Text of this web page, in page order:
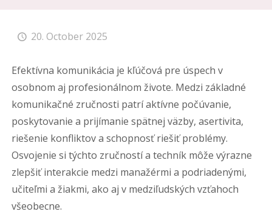
20. October 2025
Efektívna komunikácia je kľúčová pre úspech v
osobnom aj profesionálnom živote. Medzi základné
komunikačné zručnosti patrí aktívne počúvanie,
poskytovanie a prijímanie spätnej väzby, asertivita,
riešenie konfliktov a schopnosť riešiť problémy.
Osvojenie si týchto zručností a techník môže výrazne
zlepšiť interakcie medzi manažérmi a podriadenými,
učiteľmi a žiakmi, ako aj v medziľudských vzťahoch
všeobecne.